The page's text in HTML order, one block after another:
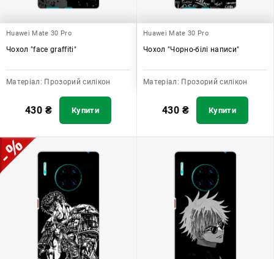
Huawei Mate 30 Pro
Чохол "face graffiti"
Матеріал: Прозорий силікон
430 ₴ Купити
Huawei Mate 30 Pro
Чохол "Чорно-білі написи"
Матеріал: Прозорий силікон
430 ₴ Купити